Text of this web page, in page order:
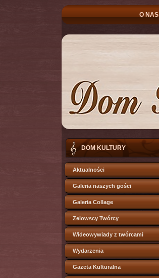
O NAS
DOM KULTURY
Aktualności
Galeria naszych gości
Galeria Collage
Zelowscy Twórcy
Wideowywiady z twórcami
Wydarzenia
Gazeta Kulturalna